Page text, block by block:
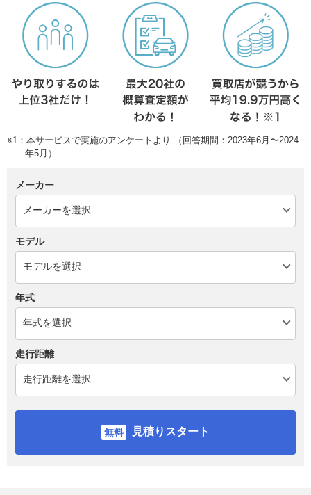
※1：本サービスで実施のアンケートより （回答期間：2023年6月〜2024
年5月）
メーカー
モデル
年式
走行距離
見積りスタート